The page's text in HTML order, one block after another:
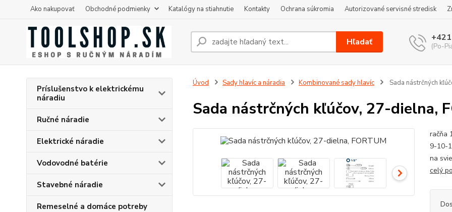
Ako nakupovať Obchodné podmienky Katalógy na stiahnutie Kontakty Ochrana súkromia Autorizované servisné stredisk
Hľadať (Po-
Príslušenstvo k elektrickému
náradiu
Ručné náradie
Elektrické náradie
Vodovodné batérie
Stavebné náradie
Remeselné a domáce potreby
Úvod Sady hlavíc a náradia Kombinované sady hlavíc Sada nástrčných
Sada nástrčných kľúčov, 27-dielna,
račňa
9-10-
na
celý